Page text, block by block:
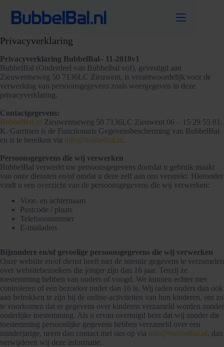
naar
Privacyverklaring
Privacyverklaring BubbelBal– 11-2018v1
BubbelBal (Onderdeel van Bubbelbal vof), gevestigd aan
Zieuwentseweg 50 7136LC Zieuwent, is verantwoordelijk voor de
verwerking van persoonsgegevens zoals weergegeven in deze
privacyverklaring.
Contactgegevens:
BubbelBal.nl Zieuwentseweg 50 7136LC Zieuwent 06 – 15 29 55 81.
K. Garritsen is de Functionaris Gegevensbescherming van BubbelBal
en is te bereiken via info@bubbelbal.nl.
Persoonsgegevens die wij verwerken
BubbelBal verwerkt uw persoonsgegevens doordat u gebruik maakt
van onze diensten en/of omdat u deze zelf aan ons verstrekt. Hieronder
vindt u een overzicht van de persoonsgegevens die wij verwerken:
Voor- en achternaam
Postcode / plaats
Telefoonnummer
E-mailadres
Bijzondere en/of gevoelige persoonsgegevens die wij verwerken
Onze website en/of dienst heeft niet de intentie gegevens te verzamelen
over websitebezoekers die jonger zijn dan 16 jaar. Tenzij ze
toestemming hebben van ouders of voogd. We kunnen echter niet
controleren of een bezoeker ouder dan 16 is. Wij raden ouders dan ook
aan betrokken te zijn bij de online-activiteiten van hun kinderen, om zo
te voorkomen dat er gegevens over kinderen verzameld worden zonder
ouderlijke toestemming. Als u ervan overtuigd bent dat wij zonder die
toestemming persoonlijke gegevens hebben verzameld over een
minderjarige, neem dan contact met ons op via info@bubbelbal.nl, dan
verwijderen wij deze informatie.